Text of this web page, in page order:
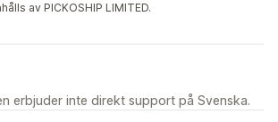
av PICKOSHIP LIMITED.
erbjuder inte direkt support på Svenska.